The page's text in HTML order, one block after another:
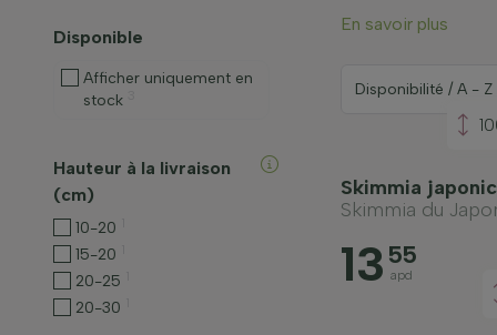
Disponible
Afficher uniquement en
stock
Hauteur à la livraison
(cm)
10-20
15-20
20-25
20-30
En savoir plus
Skimmia
Skimmia du
13 55
apd